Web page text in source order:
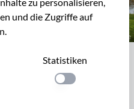
und die Zugriffe auf
Statistiken
Einstellung